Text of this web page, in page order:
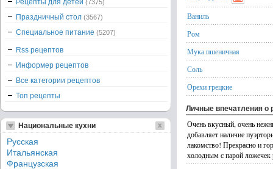
Ваниль
Ром
Мука пшеничная
Соль
Орехи грецкие
Личные впечатления о
Очень вкусный, очень
добавляет наличие
лакомство! Прекрасно и
холодным с парой
Рецепты для детей (7375)
Праздничный стол (3567)
Специальное питание (5207)
Rss рецептов
Информер рецептов
Все категории рецептов
Топ рецепты
Национальные кухни
Русская
Итальянская
Французская